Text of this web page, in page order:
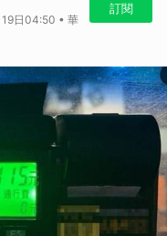
日04:50 • 華
訂閱